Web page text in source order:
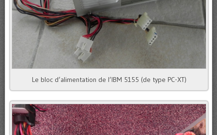
Le bloc d’alimentation de l’IBM 5155 (de type PC-XT)